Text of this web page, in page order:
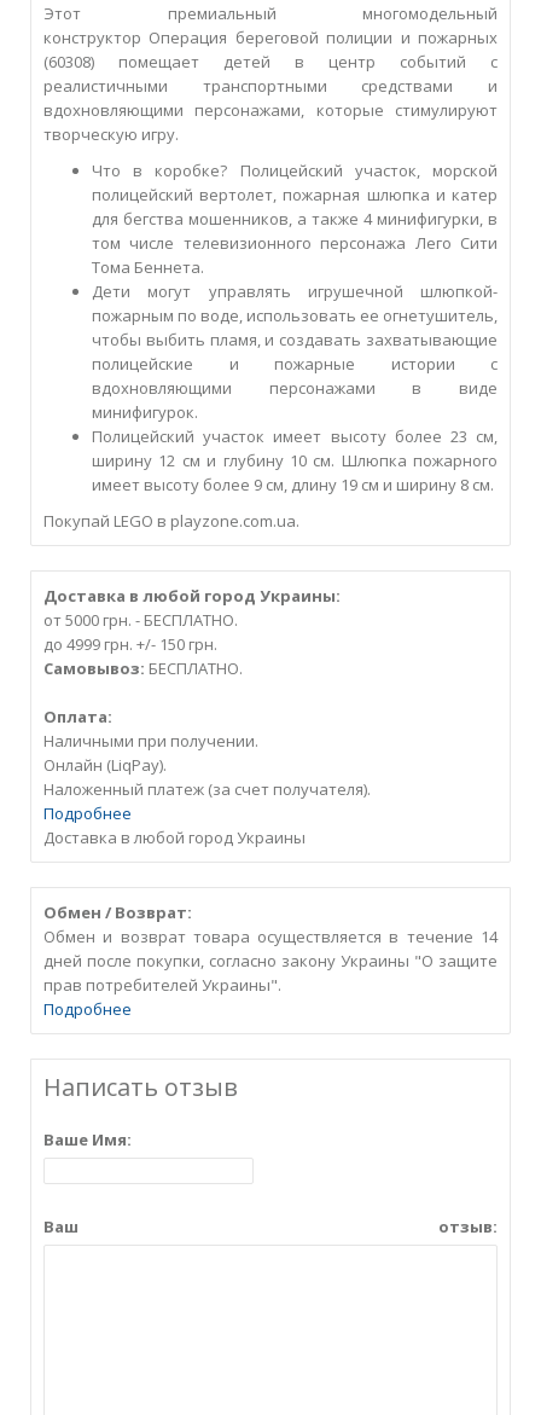
Этот премиальный многомодельный
конструктор Операция береговой полиции и пожарных
(60308) помещает детей в центр событий с
реалистичными транспортными средствами и
вдохновляющими персонажами, которые стимулируют
творческую игру.
Что в коробке? Полицейский участок, морской
полицейский вертолет, пожарная шлюпка и катер
для бегства мошенников, а также 4 минифигурки, в
том числе телевизионного персонажа Лего Сити
Тома Беннета.
Дети могут управлять игрушечной шлюпкой-
пожарным по воде, использовать ее огнетушитель,
чтобы выбить пламя, и создавать захватывающие
полицейские и пожарные истории с
вдохновляющими персонажами в виде
минифигурок.
Полицейский участок имеет высоту более 23 см,
ширину 12 см и глубину 10 см. Шлюпка пожарного
имеет высоту более 9 см, длину 19 см и ширину 8 см.
Покупай LEGO в playzone.com.ua.
Доставка в любой город Украины:
от 5000 грн. - БЕСПЛАТНО.
до 4999 грн. +/- 150 грн.
Самовывоз: БЕСПЛАТНО.
Оплата:
Наличными при получении.
Онлайн (LiqPay).
Наложенный платеж (за счет получателя).
Подробнее
Доставка в любой город Украины
Обмен / Возврат:
Обмен и возврат товара осуществляется в течение 14
дней после покупки, согласно закону Украины "О защите
прав потребителей Украины".
Подробнее
Написать отзыв
Ваше Имя:
Ваш отзыв: